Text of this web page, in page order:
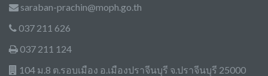
saraban-prachin@moph.go.th
037 211 626
037 211 124
104 ม.8 ต.รอบเมือง อ.เมืองปราจีนบุรี จ.ปราจีนบุรี 25000